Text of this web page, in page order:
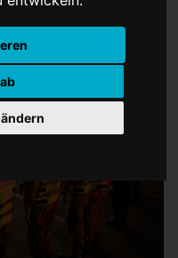
Geiseln